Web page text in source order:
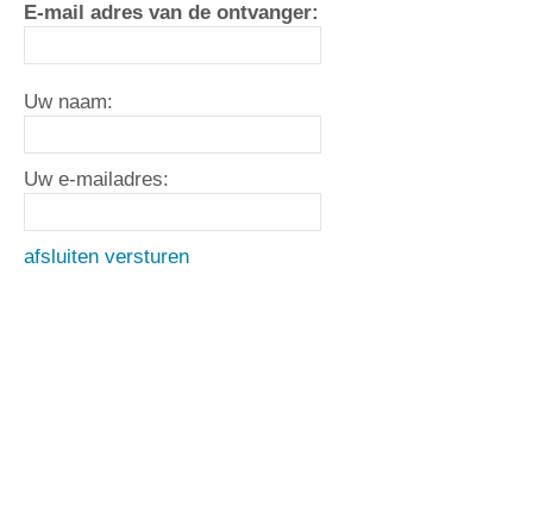
E-mail adres van de ontvanger:
Uw naam:
Uw e-mailadres:
afsluiten versturen